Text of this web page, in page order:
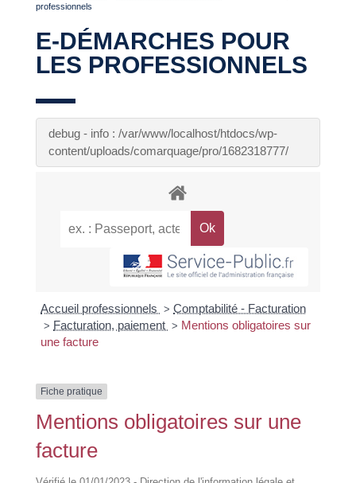
professionnels
E-DÉMARCHES POUR
LES PROFESSIONNELS
debug - info : /var/www/localhost/htdocs/wp-
content/uploads/comarquage/pro/1682318777/
Accueil professionnels > Comptabilité - Facturation
> Facturation, paiement > Mentions obligatoires sur
une facture
Fiche pratique
Mentions obligatoires sur une
facture